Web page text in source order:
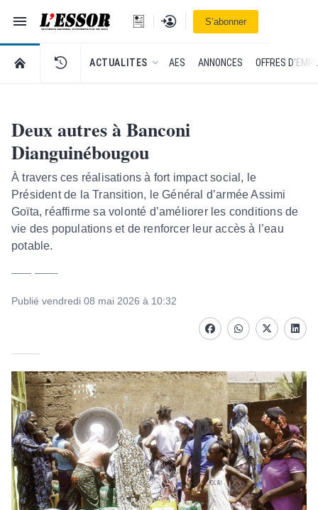
Navigation
L'Essor - retour à la une
Se connecterS’abonner
RETOUR À LA PAGE D’ACCUEIL DE L'ESSOR
ACTUALITES AES ANNONCES OFFRES
Deux autres à Banconi
Dianguinébougou
À travers ces réalisations à fort impact social, le
Président de la Transition, le Général d’armée Assimi
Goïta, réaffirme sa volonté d’améliorer les conditions de
vie des populations et de renforcer leur accès à l’eau
potable.
—— ——-
Publié vendredi 08 mai 2026 à 10:32
FacebookwhatsappTwitter